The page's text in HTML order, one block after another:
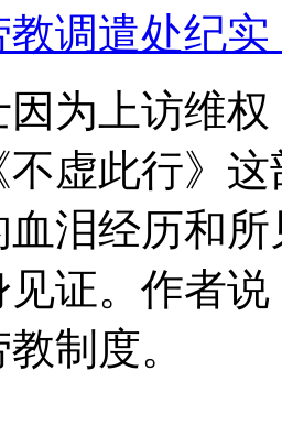
调遣处纪实
为上访维
不虚此行》
泪经历和
见证。作者
制度。